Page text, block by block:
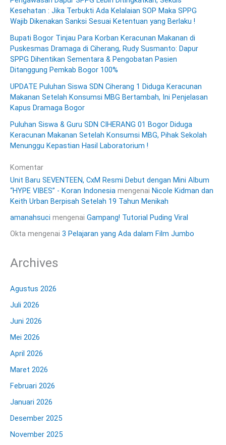
Kesehatan : Jika Terbukti Ada Kelalaian SOP Maka SPPG
Wajib Dikenakan Sanksi Sesuai Ketentuan yang Berlaku !
Bupati Bogor Tinjau Para Korban Keracunan Makanan di
Puskesmas Dramaga di Ciherang, Rudy Susmanto: Dapur
SPPG Dihentikan Sementara & Pengobatan Pasien
Ditanggung Pemkab Bogor 100%
UPDATE Puluhan Siswa SDN Ciherang 1 Diduga Keracunan
Makanan Setelah Konsumsi MBG Bertambah, Ini Penjelasan
Kapus Dramaga Bogor
Puluhan Siswa & Guru SDN CIHERANG 01 Bogor Diduga
Keracunan Makanan Setelah Konsumsi MBG, Pihak Sekolah
Menunggu Kepastian Hasil Laboratorium !
Komentar
Unit Baru SEVENTEEN, CxM Resmi Debut dengan Mini Album
“HYPE VIBES” - Koran Indonesia mengenai Nicole Kidman dan
Keith Urban Berpisah Setelah 19 Tahun Menikah
amanahsuci mengenai Gampang! Tutorial Puding Viral
Okta mengenai 3 Pelajaran yang Ada dalam Film Jumbo
Archives
Agustus 2026
Juli 2026
Juni 2026
Mei 2026
April 2026
Maret 2026
Februari 2026
Januari 2026
Desember 2025
November 2025